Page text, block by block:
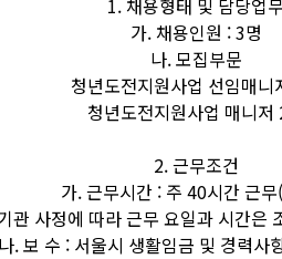
가. 채용인원 : 3명
나. 모집부문
청년도전지원사업 선임매니
청년도전지원사업 매니저
2. 근무조건
가. 근무시간 : 주 40시간 근
관 사정에 따라 근무 요일과 시간은
나. 보 수 : 서울시 생활임금 및 경력사